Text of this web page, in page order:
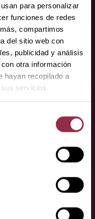
para personalizar
funciones de redes
compartimos
del sitio web con
publicidad y análisis
otra información
hayan recopilado a
servicios.